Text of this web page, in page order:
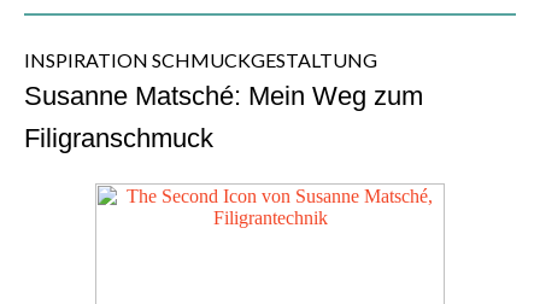
INSPIRATION SCHMUCKGESTALTUNG
Susanne Matsché: Mein Weg zum
Filigranschmuck